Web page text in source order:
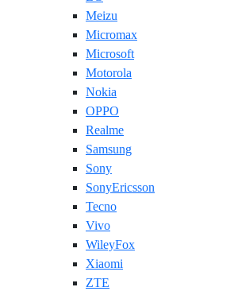
Meizu
Micromax
Microsoft
Motorola
Nokia
OPPO
Realme
Samsung
Sony
SonyEricsson
Tecno
Vivo
WileyFox
Xiaomi
ZTE